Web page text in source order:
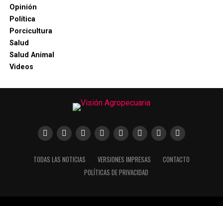
Opinión
Política
Porcicultura
Salud
Salud Animal
Videos
TODAS LAS NOTICIAS VERSIONES IMPRESAS
CONTACTO
POLÍTICAS DE PRIVACIDAD